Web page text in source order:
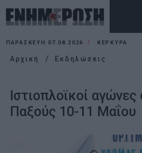
ΠΑΡΑΣΚΕΥΉ 07.08.2026 ΚΕΡΚΥΡΑ
Αρχική Εκδηλώσεις
Ιστιοπλοϊκοί
Παξούς 10-11 Μαΐου